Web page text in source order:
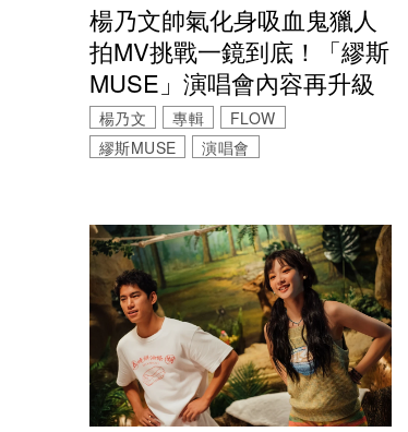
楊乃文帥氣化身吸血鬼獵人
拍MV挑戰一鏡到底！「繆斯
MUSE」演唱會內容再升級
楊乃文 專輯
FLOW
繆斯MUSE
演唱會